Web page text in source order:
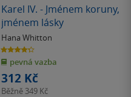
Karel IV. - Jménem koruny,
jménem lásky
Hana Whitton
4.3
z
5
hvězdiček
pevná vazba
312 Kč
Běžně 349 Kč